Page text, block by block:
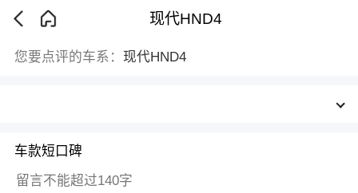
现代HND4
您要点评的车系： 现代HND4
车款短口碑